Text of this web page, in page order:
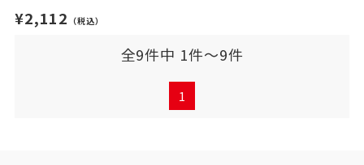
¥2,112 （税込）
全9件中 1件～9件
1